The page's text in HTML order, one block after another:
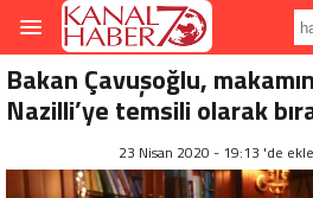
Bakan Çavuşoğlu,
Nazilli’ye temsili olarak
23 Nisan 2020 - 19:13 'de